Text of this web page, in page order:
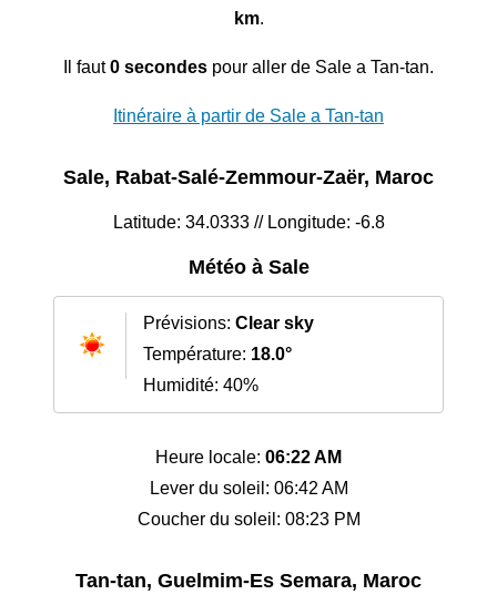
km.
Il faut0 secondes pour aller de Sale a Tan-tan.
Itinéraire à partir de Sale a Tan-tan
Sale, Rabat-Salé-Zemmour-Zaër, Maroc
Latitude: 34.0333 // Longitude: -6.8
Météo à Sale
Prévisions: Clear sky
Température: 18.0°
Humidité: 40%
Heure locale: 06:22 AM
Lever du soleil: 06:42 AM
Coucher du soleil: 08:23 PM
Tan-tan, Guelmim-Es Semara, Maroc